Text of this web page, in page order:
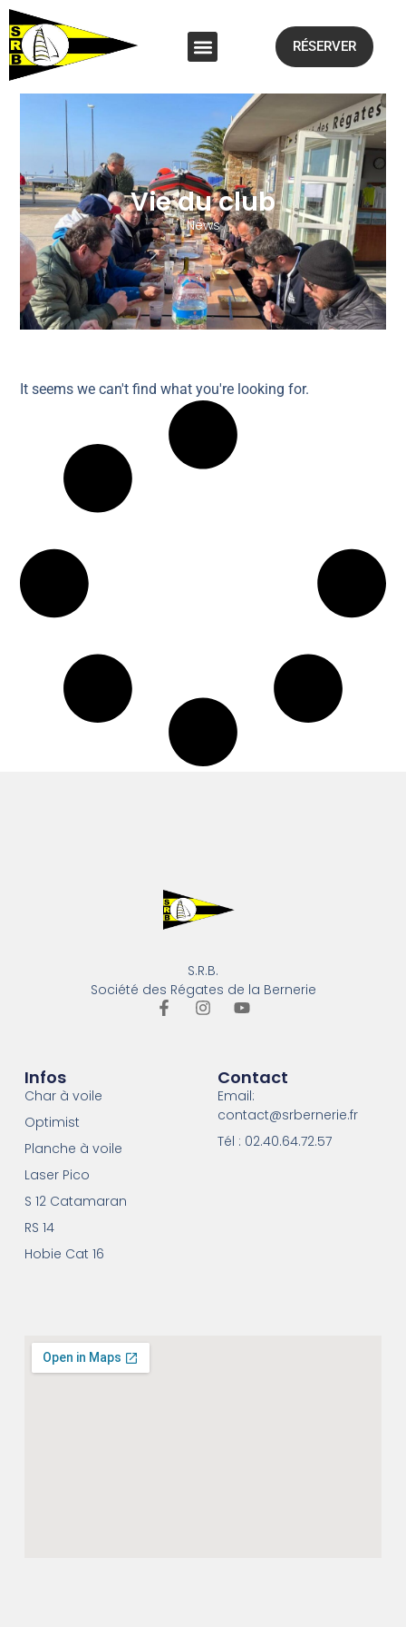
RÉSERVER
Vie du club
News
It seems we can't find what you're looking for.
S.R.B.
Société des Régates de la Bernerie
Infos
Char à voile
Optimist
Planche à voile
Laser Pico
S 12 Catamaran
RS 14
Hobie Cat 16
Contact
Email:
contact@srbernerie.fr
Tél : 02.40.64.72.57